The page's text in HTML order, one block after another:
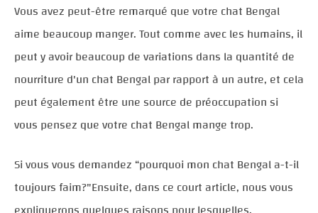
Vous avez peut-être remarqué que votre chat Bengal
aime beaucoup manger. Tout comme avec les humains, il
peut y avoir beaucoup de variations dans la quantité de
nourriture d'un chat Bengal par rapport à un autre, et cela
peut également être une source de préoccupation si
vous pensez que votre chat Bengal mange trop.
Si vous vous demandez “pourquoi mon chat Bengal a-t-il
toujours faim?"Ensuite, dans ce court article, nous vous